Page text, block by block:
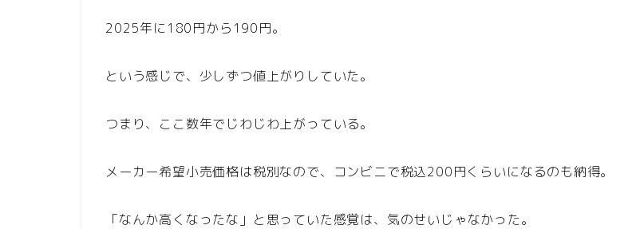
2025年に180円から190円。
という感じで、少しずつ値上がりしていた。
つまり、ここ数年でじわじわ上がっている。
メーカー希望小売価格は税別なので、コンビニで税込200円くらいになるのも納得。
「なんか高くなったな」と思っていた感覚は、気のせいじゃなかった。